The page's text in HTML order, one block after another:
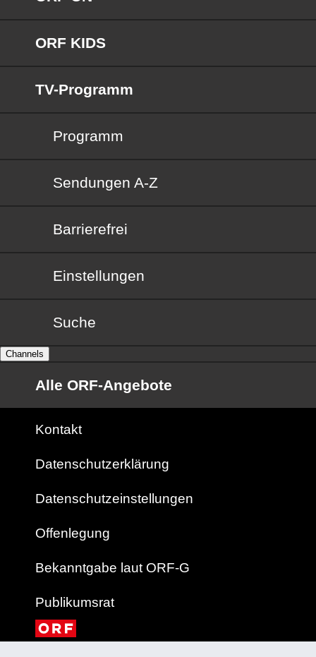
ORF KIDS
TV-Programm
Programm
Sendungen von A bis Z
Sendungen A-Z
Barrierefrei
Barrierefrei
Einstellungen
Suche
Channels
Alle ORF-Angebote
Kontakt
Datenschutzerklärung
Datenschutzeinstellungen
Offenlegung
Bekanntgabe laut ORF-G
Publikumsrat